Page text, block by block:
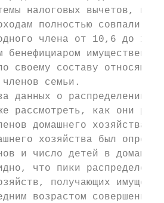
налоговых вычетов,
полностью совпали
члена от 10,6 до
бенефициаром
своему составу
семьи.
данных о распределении
рассмотреть, как они
домашнего хозяйства
хозяйства был
и число детей в
что пики
получающих
возрастом